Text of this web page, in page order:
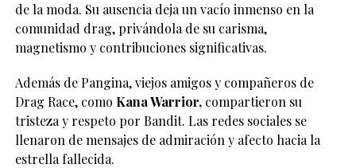
de la moda. Su ausencia deja un vacío inmenso en la
comunidad drag, privándola de su carisma,
magnetismo y contribuciones significativas.
Además de Pangina, viejos amigos y compañeros de
Drag Race, como Kana Warrior,compartieron su
tristeza y respeto por Bandit. Las redes sociales se
llenaron de mensajes de admiración y afecto hacia la
estrella fallecida.